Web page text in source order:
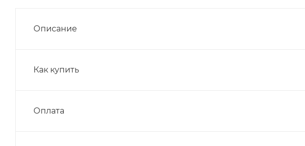
Описание
Как купить
Оплата